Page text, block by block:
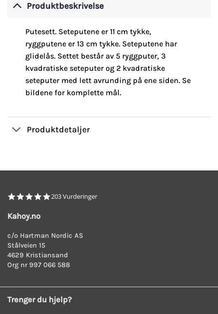
Produktbeskrivelse
Putesett. Seteputene er 11 cm tykke,
ryggputene er 13 cm tykke. Seteputene har
glidelås. Settet består av 5 ryggputer, 3
kvadratiske seteputer og 2 kvadratiske
seteputer med lett avrunding på ene siden. Se
bildene for komplette mål.
Produktdetaljer
4.8
203 Vurderinger
Kahoy.no
c/o Hartman Nordic AS
Stålveien 15
4629 Kristiansand
Org nr 997 066 588
Trenger du hjelp?